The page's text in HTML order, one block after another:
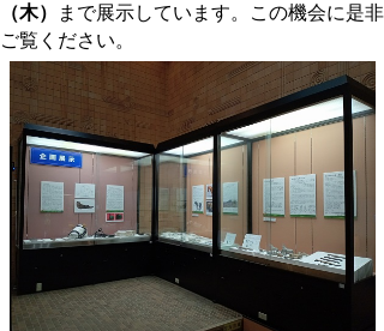
（木）
まで展示しています。この機会に是非
ご覧ください。